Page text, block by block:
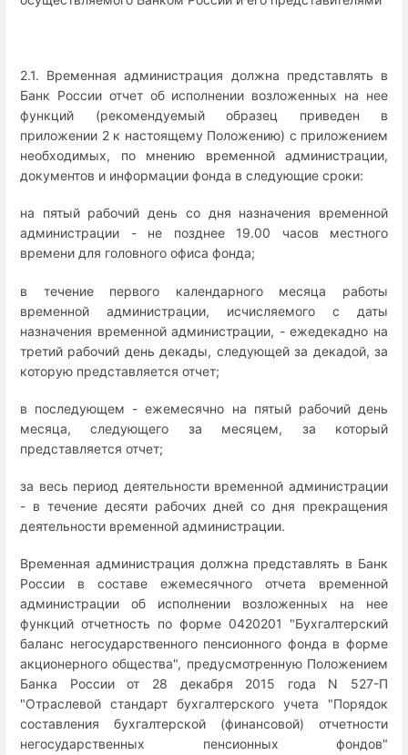
2.1. Временная администрация должна представлять в
Банк России отчет об исполнении возложенных на нее
функций (рекомендуемый образец приведен в
приложении 2 к настоящему Положению) с приложением
необходимых, по мнению временной администрации,
документов и информации фонда в следующие сроки:
на пятый рабочий день со дня назначения временной
администрации - не позднее 19.00 часов местного
времени для головного офиса фонда;
в течение первого календарного месяца работы
временной администрации, исчисляемого с даты
назначения временной администрации, - ежедекадно на
третий рабочий день декады, следующей за декадой, за
которую представляется отчет;
в последующем - ежемесячно на пятый рабочий день
месяца, следующего за месяцем, за который
представляется отчет;
за весь период деятельности временной администрации
- в течение десяти рабочих дней со дня прекращения
деятельности временной администрации.
Временная администрация должна представлять в Банк
России в составе ежемесячного отчета временной
администрации об исполнении возложенных на нее
функций отчетность по форме 0420201 "Бухгалтерский
баланс негосударственного пенсионного фонда в форме
акционерного общества", предусмотренную Положением
Банка России от 28 декабря 2015 года N 527-П
"Отраслевой стандарт бухгалтерского учета "Порядок
составления бухгалтерской (финансовой) отчетности
негосударственных пенсионных фондов"